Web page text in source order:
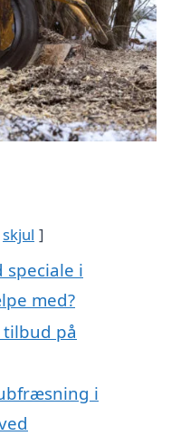
skjul
speciale i
med?
på
i